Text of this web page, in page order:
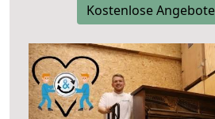
Kostenlose